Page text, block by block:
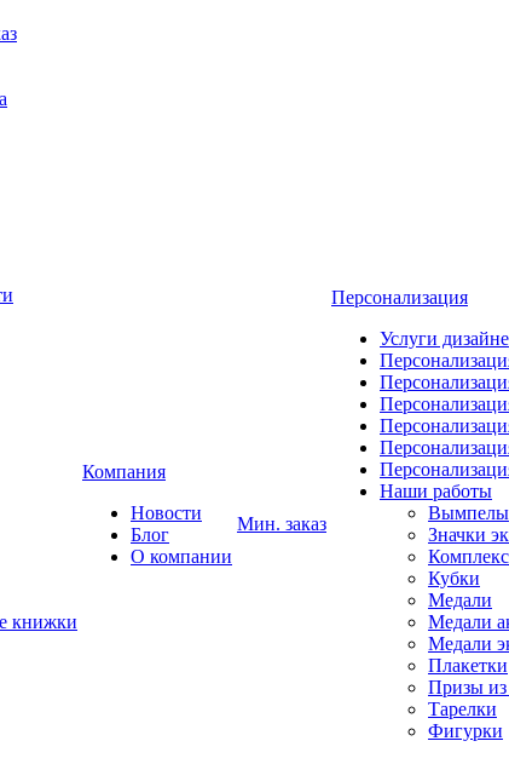
книжки
Компания
Новости
Блог
О компании
Мин. заказ
Персонализация
Услуги
Наши работы
Вымпелы
Значки
Кубки
Медали
Медали
Медали
Плакетки
Призы из
Тарелки
Фигурки